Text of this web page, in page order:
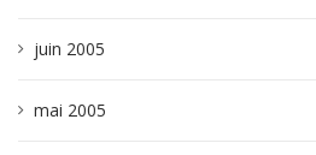
juin 2005
mai 2005